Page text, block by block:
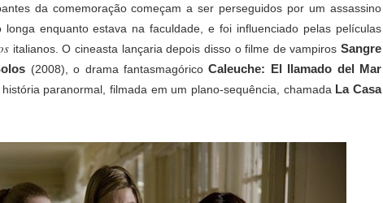
da comemoração começam a ser perseguidos por um assassino
enquanto estava na faculdade, e foi influenciado pelas películas
italianos. O cineasta lançaria depois disso o filme de vampiros Sangre
(2008), o drama fantasmagóricoCaleuche: El llamado del Mar
paranormal, filmada em um plano-sequência, chamada La Casa